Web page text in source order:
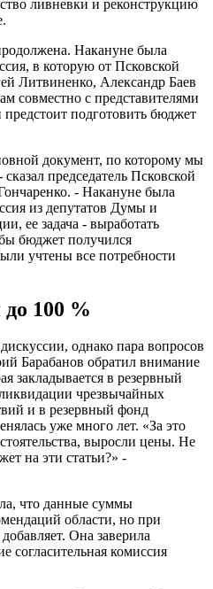
ливневки и реконструкцию
Накануне была
в которую от Псковской
Литвиненко, Александр Баев
совместно с представителями
подготовить бюджет
документ, по которому мы
председатель Псковской
- Накануне была
из депутатов Думы и
ее задача - выработать
бюджет получился
учтены все потребности
100 %
однако пара вопросов
Барабанов обратил внимание
закладывается в резервный
чрезвычайных
и в резервный фонд
уже много лет. «За это
выросли цены. Не
на эти статьи?» -
что данные суммы
области, но при
Она заверила
согласительная комиссия